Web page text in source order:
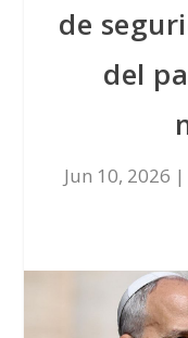
de
del
Jun 10, 2026 |